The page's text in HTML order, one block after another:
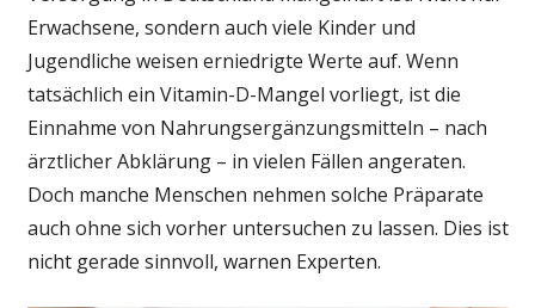
Erwachsene, sondern auch viele Kinder und
Jugendliche weisen erniedrigte Werte auf. Wenn
tatsächlich ein Vitamin-D-Mangel vorliegt, ist die
Einnahme von Nahrungsergänzungsmitteln – nach
ärztlicher Abklärung – in vielen Fällen angeraten.
Doch manche Menschen nehmen solche Präparate
auch ohne sich vorher untersuchen zu lassen. Dies ist
nicht gerade sinnvoll, warnen Experten.